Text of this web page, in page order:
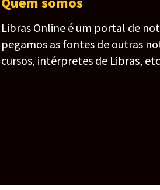
Libras Online é um portal de
pegamos as fontes de outras
cursos, intérpretes de Libras,